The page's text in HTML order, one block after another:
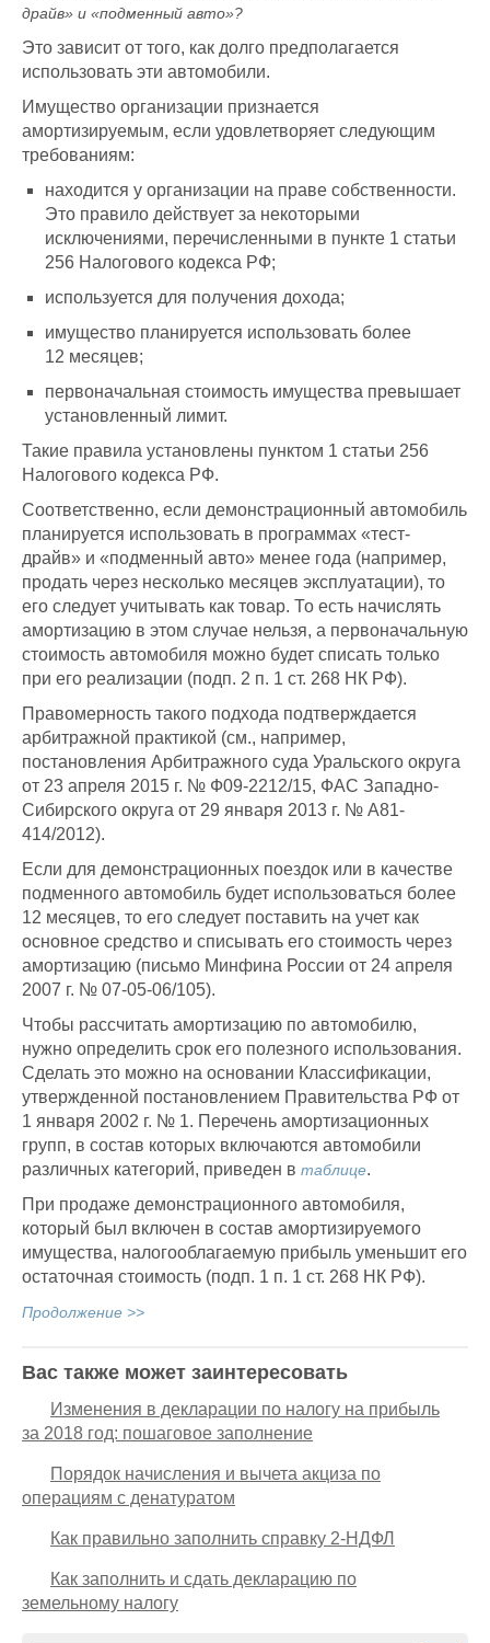
драйв» и «подменный авто»?
Это зависит от того, как долго предполагается
использовать эти автомобили.
Имущество организации признается
амортизируемым, если удовлетворяет следующим
требованиям:
находится у организации на праве собственности.
Это правило действует за некоторыми
исключениями, перечисленными в пункте 1 статьи
256 Налогового кодекса РФ;
используется для получения дохода;
имущество планируется использовать более
12 месяцев;
первоначальная стоимость имущества превышает
установленный лимит.
Такие правила установлены пунктом 1 статьи 256
Налогового кодекса РФ.
Соответственно, если демонстрационный автомобиль
планируется использовать в программах «тест-
драйв» и «подменный авто» менее года (например,
продать через несколько месяцев эксплуатации), то
его следует учитывать как товар. То есть начислять
амортизацию в этом случае нельзя, а первоначальную
стоимость автомобиля можно будет списать только
при его реализации (подп. 2 п. 1 ст. 268 НК РФ).
Правомерность такого подхода подтверждается
арбитражной практикой (см., например,
постановления Арбитражного суда Уральского округа
от 23 апреля 2015 г. № Ф09-2212/15, ФАС Западно-
Сибирского округа от 29 января 2013 г. № А81-
414/2012).
Если для демонстрационных поездок или в качестве
подменного автомобиль будет использоваться более
12 месяцев, то его следует поставить на учет как
основное средство и списывать его стоимость через
амортизацию (письмо Минфина России от 24 апреля
2007 г. № 07-05-06/105).
Чтобы рассчитать амортизацию по автомобилю,
нужно определить срок его полезного использования.
Сделать это можно на основании Классификации,
утвержденной постановлением Правительства РФ от
1 января 2002 г. № 1. Перечень амортизационных
групп, в состав которых включаются автомобили
различных категорий, приведен в таблице.
При продаже демонстрационного автомобиля,
который был включен в состав амортизируемого
имущества, налогооблагаемую прибыль уменьшит его
остаточная стоимость (подп. 1 п. 1 ст. 268 НК РФ).
Продолжение >>
Вас также может заинтересовать
Изменения в декларации по налогу на прибыль
за 2018 год: пошаговое заполнение
Порядок начисления и вычета акциза по
операциям с денатуратом
Как правильно заполнить справку 2-НДФЛ
Как заполнить и сдать декларацию по
земельному налогу